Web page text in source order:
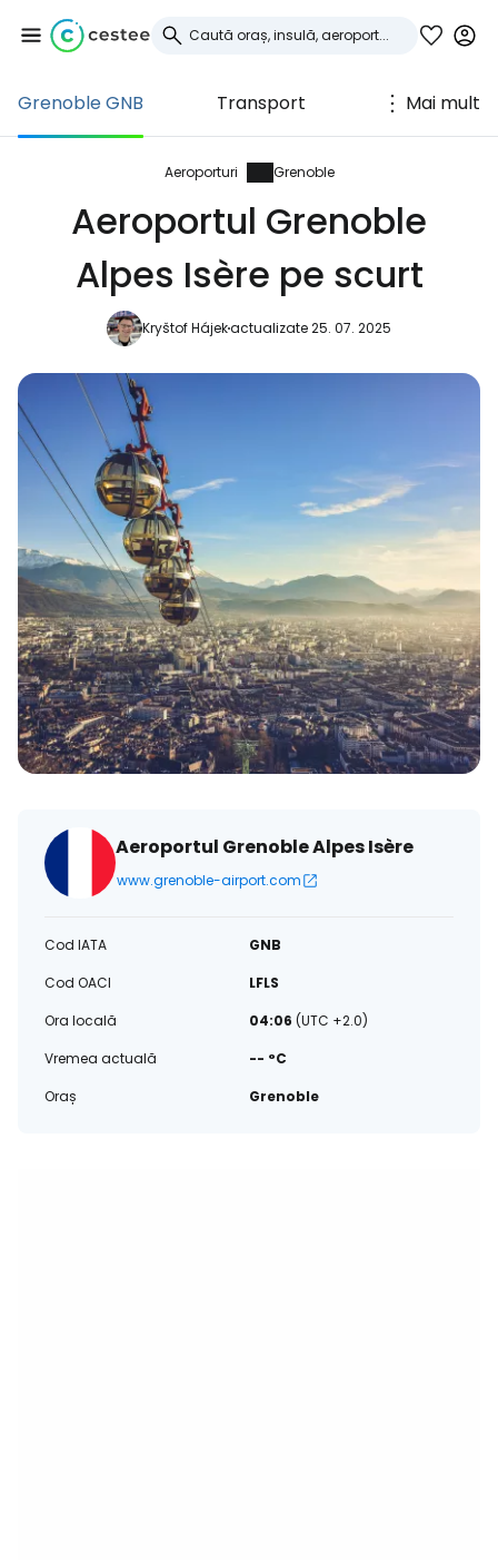
Grenoble GNB Transport Mai mult
Aeroporturi Grenoble
Aeroportul Grenoble
Alpes Isère pe scurt
Kryštof Hájekactualizate 25. 07. 2025
Aeroportul Grenoble Alpes Isère
www.grenoble-airport.com
Cod IATA
GNB
Cod OACI
LFLS
Ora locală
04:06 (UTC +2.0)
Vremea actuală
-- °C
Oraș
Grenoble
Conectați-vă la
Cestee
... comunitatea mondială a călătorilor
Continuați cu Google
Continuați cu e-mailul